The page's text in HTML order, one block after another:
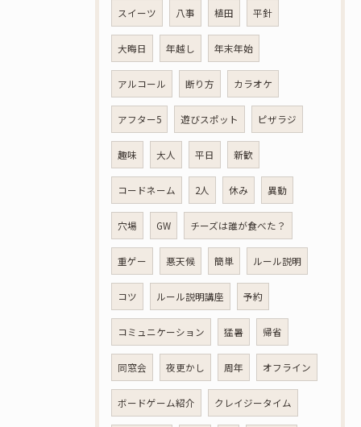
スイーツ 八事 植田 平針
大晦日 年越し 年末年始
アルコール 断り方 カラオケ
アフター5 遊びスポット ピザラジ
趣味 大人 平日 新歓
コードネーム 2人 休み 異動
穴場 GW チーズは誰が食べた？
重ゲー 悪天候 簡単 ルール説明
コツ ルール説明講座 予約
コミュニケーション 猛暑 帰省
同窓会 夜更かし 周年 オフライン
ボードゲーム紹介 クレイジータイム